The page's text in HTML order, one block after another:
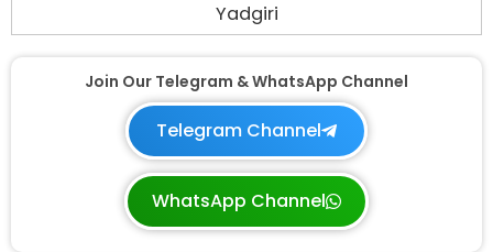
Yadgiri
Join Our Telegram & WhatsApp Channel
Telegram Channel
WhatsApp Channel